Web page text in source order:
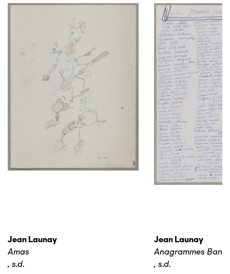
Jean Launay
Amas
, s.d.
Jean Launay
Anagrammes
, s.d.